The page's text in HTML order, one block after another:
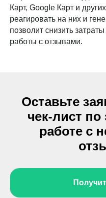
Карт, Google Карт и
реагировать на них и
позволит снизить
работы с отзывами.
Оставьте
чек-лист
работе с